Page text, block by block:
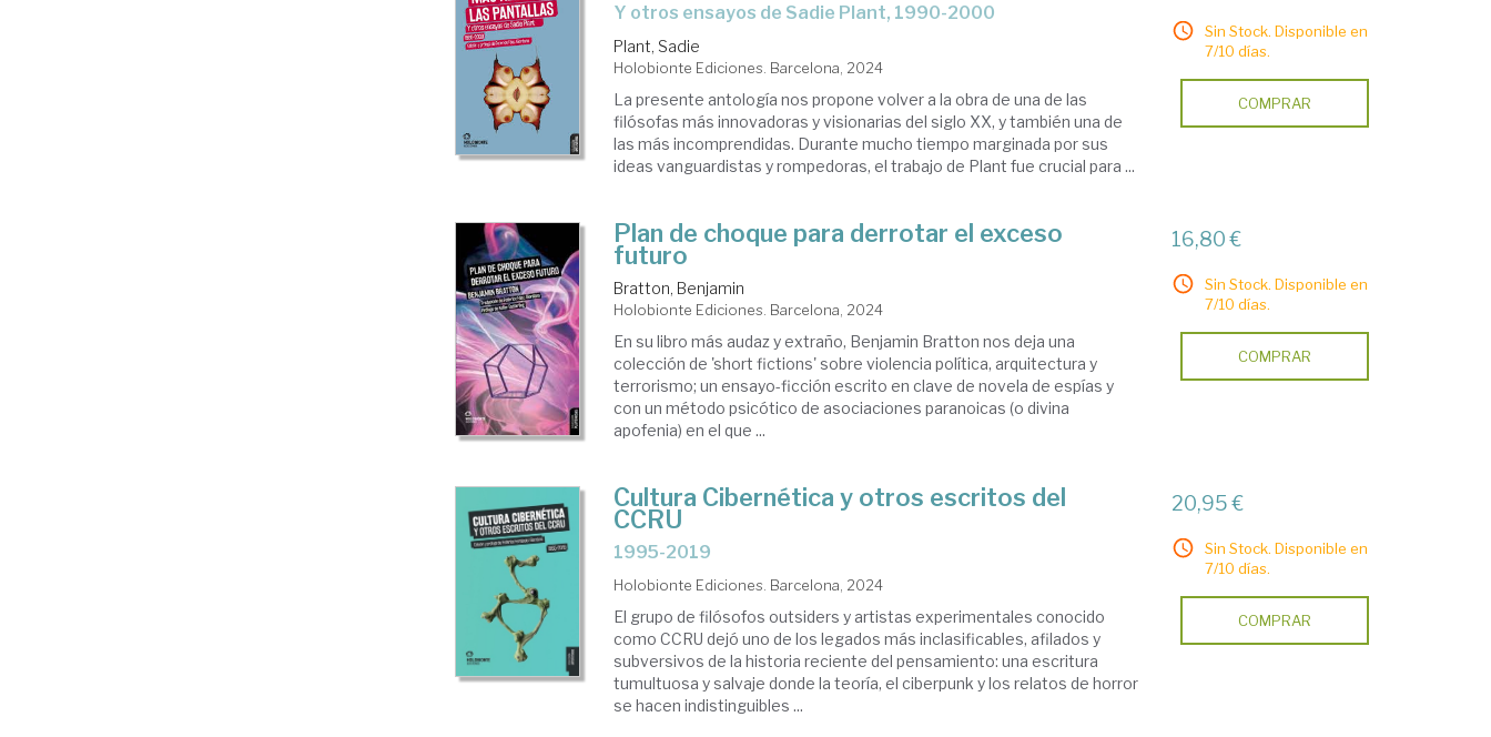
y otros ensayos de Sadie Plant, 1990-2000
Plant, Sadie
Holobionte Ediciones. Barcelona, 2024
La presente antología nos propone volver a la obra de una de las
filósofas más innovadoras y visionarias del siglo XX, y también una de
las más incomprendidas. Durante mucho tiempo marginada por sus
ideas vanguardistas y rompedoras, el trabajo de Plant fue crucial para ...
Sin Stock. Disponible en
7/10 días.
COMPRAR
Plan de choque para derrotar el exceso
futuro
Bratton, Benjamin
Holobionte Ediciones. Barcelona, 2024
En su libro más audaz y extraño, Benjamin Bratton nos deja una
colección de 'short fictions' sobre violencia política, arquitectura y
terrorismo; un ensayo-ficción escrito en clave de novela de espías y
con un método psicótico de asociaciones paranoicas (o divina
apofenia) en el que ...
16,80 €
Sin Stock. Disponible en
7/10 días.
COMPRAR
Cultura Cibernética y otros escritos del
CCRU
1995-2019
Holobionte Ediciones. Barcelona, 2024
El grupo de filósofos outsiders y artistas experimentales conocido
como CCRU dejó uno de los legados más inclasificables, afilados y
subversivos de la historia reciente del pensamiento: una escritura
tumultuosa y salvaje donde la teoría, el ciberpunk y los relatos de horror
se hacen indistinguibles ...
20,95 €
Sin Stock. Disponible en
7/10 días.
COMPRAR